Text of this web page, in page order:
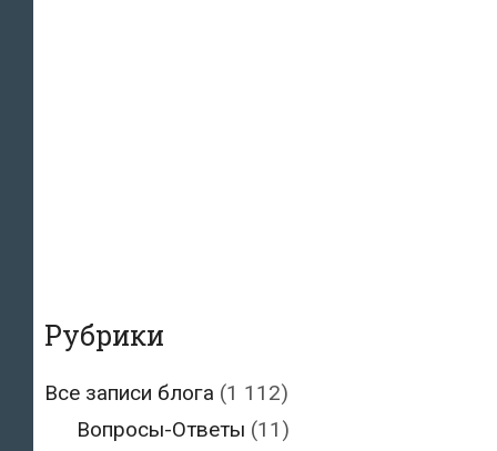
Рубрики
Все записи блога (1 112)
Вопросы-Ответы (11)